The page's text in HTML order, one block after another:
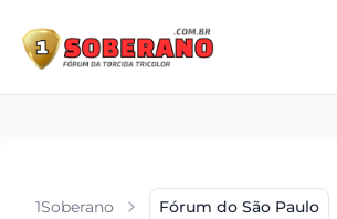
1Soberano Fórum do São Paulo